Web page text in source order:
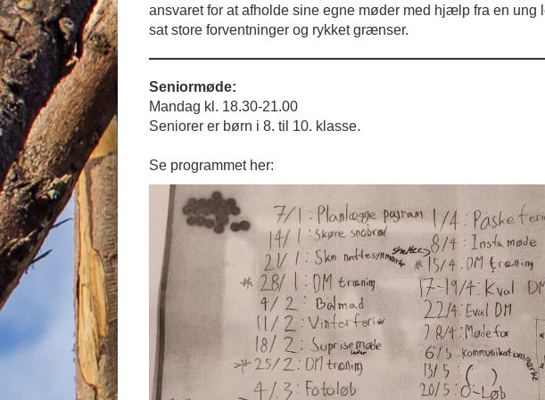
ansvaret for at afholde sine egne møder med hjælp fra en ung
sat store forventninger og rykket grænser.
Seniormøde:
Mandag kl. 18.30-21.00
Seniorer er børn i 8. til 10. klasse.
Se programmet her: